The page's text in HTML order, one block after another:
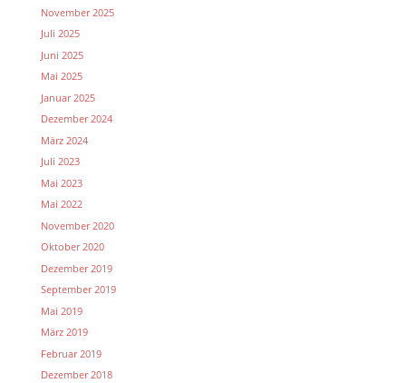
November 2025
Juli 2025
Juni 2025
Mai 2025
Januar 2025
Dezember 2024
März 2024
Juli 2023
Mai 2023
Mai 2022
November 2020
Oktober 2020
Dezember 2019
September 2019
Mai 2019
März 2019
Februar 2019
Dezember 2018